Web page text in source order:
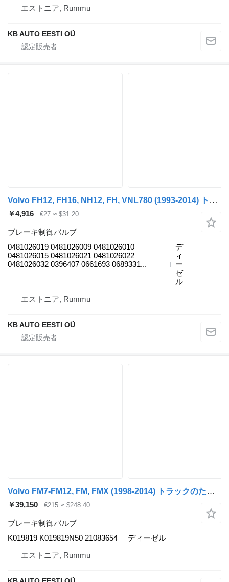
エストニア, Rummu
KB AUTO EESTI OÜ
Volvo FH12, FH16, NH12, FH, VNL780 (1993-2014) トラックのためのBosch FH12 1シリーズ (01.93-12.02) 0481026019 ブレーキ制御バルブ
￥4,916 €27 ≈ $31.20
ブレーキ制御バルブ
0481026019 0481026009 0481026010
0481026015 0481026021 0481026022
0481026032 0396407 0661693 0689331...
デ
ィ
ー
ゼ
ル
エストニア, Rummu
KB AUTO EESTI OÜ
Volvo FM7-FM12, FM, FMX (1998-2014) トラックのためのVolvo FM（01.05-） K019819 ブレーキ制御バルブ
￥39,150 €215 ≈ $248.40
ブレーキ制御バルブ
K019819 K019819N50 21083654
ディーゼル
エストニア, Rummu